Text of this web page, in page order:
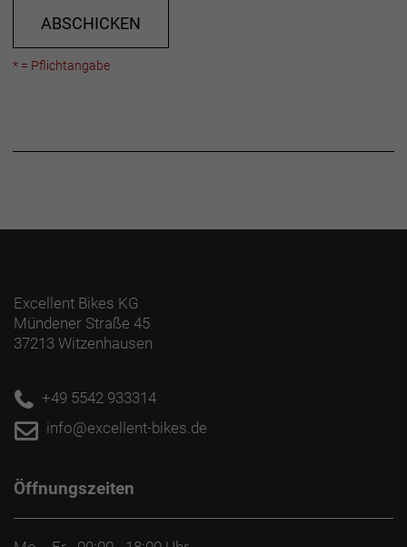
ABSCHICKEN
* = Pflichtangabe
Excellent Bikes KG
Mündener Straße 45
37213 Witzenhausen
+49 5542 933314
info@excellent-bikes.de
Öffnungszeiten